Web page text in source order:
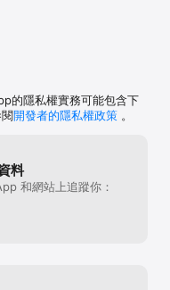
。
的隱私權實務可能包含下
開發者的隱私權政策 。
料
和網站上追蹤你：